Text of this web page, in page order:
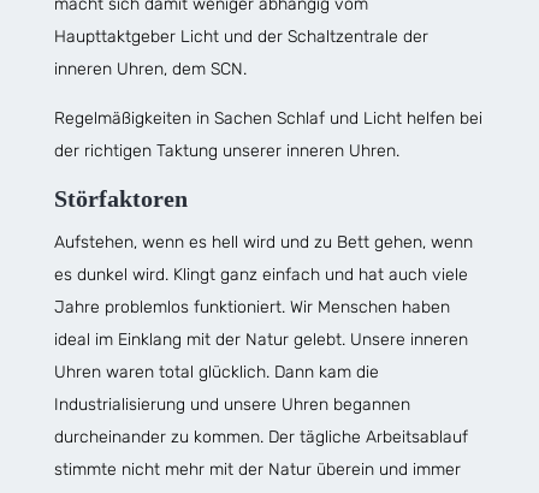
macht sich damit weniger abhängig vom
Haupttaktgeber Licht und der Schaltzentrale der
inneren Uhren, dem SCN.
Regelmäßigkeiten in Sachen Schlaf und Licht helfen bei
der richtigen Taktung unserer inneren Uhren.
Störfaktoren
Aufstehen, wenn es hell wird und zu Bett gehen, wenn
es dunkel wird. Klingt ganz einfach und hat auch viele
Jahre problemlos funktioniert. Wir Menschen haben
ideal im Einklang mit der Natur gelebt. Unsere inneren
Uhren waren total glücklich. Dann kam die
Industrialisierung und unsere Uhren begannen
durcheinander zu kommen. Der tägliche Arbeitsablauf
stimmte nicht mehr mit der Natur überein und immer